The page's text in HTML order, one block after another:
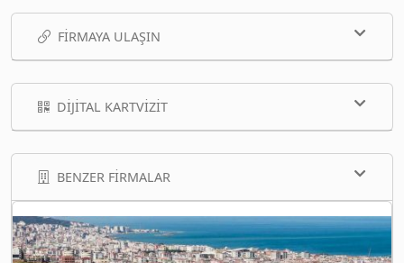
FIRMAYA ULAŞIN
DIJITAL KARTVIZIT
BENZER FIRMALAR